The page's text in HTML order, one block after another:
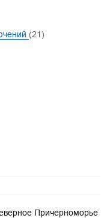
(21)
Причерноморье